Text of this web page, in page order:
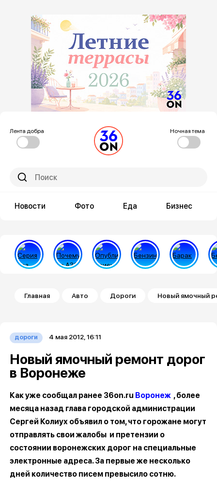
Лента добра Ночная тема
Новости Фото Еда Бизнес
Строка навигации
Главная Авто Дороги Новый ямочный
дороги 4 мая 2012, 16:11
Новый ямочный ремонт дорог
в Воронеже
Как уже сообщал ранее 36on.ru Воронеж , более
месяца назад глава городской администрации
Сергей Колиух объявил о том, что горожане могут
отправлять свои жалобы и претензии о
состоянии воронежских дорог на специальные
электронные адреса. За первые же несколько
дней количество писем превысило сотню.